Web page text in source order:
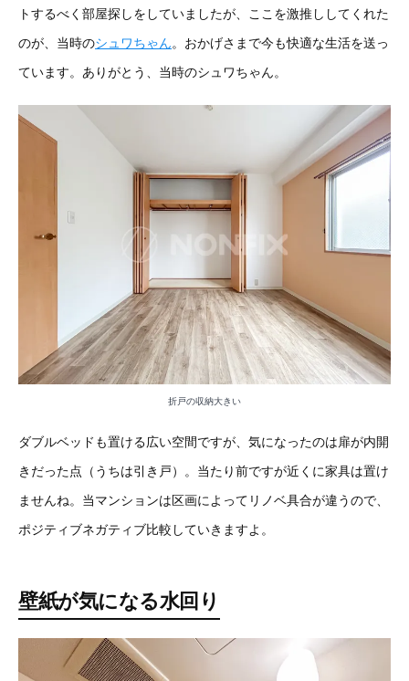
トするべく部屋探しをしていましたが、ここを激推ししてくれた
のが、当時のシュワちゃん。おかげさまで今も快適な生活を送っ
ています。ありがとう、当時のシュワちゃん。
折戸の収納大きい
ダブルベッドも置ける広い空間ですが、気になったのは扉が内開
きだった点（うちは引き戸）。当たり前ですが近くに家具は置け
ませんね。当マンションは区画によってリノベ具合が違うので、
ポジティブネガティブ比較していきますよ。
壁紙が気になる水回り